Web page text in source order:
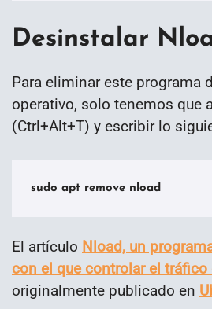
Desinstalar
Para eliminar este programa
operativo, solo tenemos que
(Ctrl+Alt+T) y escribir lo
sudo apt remove nload
El artículo Nload, un
con el que controlar el tráfico
originalmente publicado en